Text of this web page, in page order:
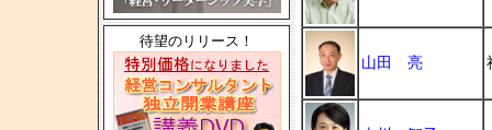
待望のリリース！
山田 亮